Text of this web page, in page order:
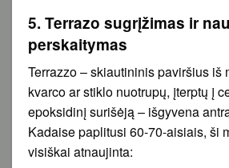
5. Terrazo sugrįžimas ir
perskaitymas
Terrazzo – skiautininis paviršius iš
kvarco ar stiklo nuotrupų, įterptų į
epoksidinį surišėją – išgyvena
Kadaise paplitusi 60-70-aisiais, ši
visiškai atnaujinta: